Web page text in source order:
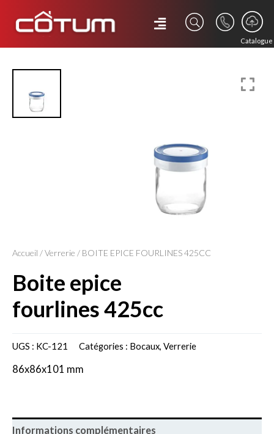
Catalogue
Accueil /Verrerie / BOITE EPICE FOURLINES 425CC
boite epice
fourlines 425cc
UGS : KC-121 Catégories : Bocaux, Verrerie
86x86x101 mm
Informations complémentaires